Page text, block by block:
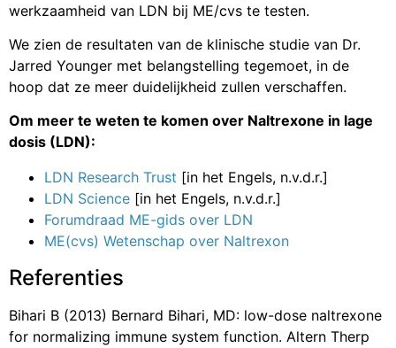
werkzaamheid van LDN bij ME/cvs te testen.
We zien de resultaten van de klinische studie van Dr.
Jarred Younger met belangstelling tegemoet, in de
hoop dat ze meer duidelijkheid zullen verschaffen.
Om meer te weten te komen over Naltrexone in lage
dosis (LDN):
LDN Research Trust [in het Engels, n.v.d.r.]
LDN Science [in het Engels, n.v.d.r.]
Forumdraad ME-gids over LDN
ME(cvs) Wetenschap over Naltrexon
Referenties
Bihari B (2013) Bernard Bihari, MD: low-dose naltrexone
for normalizing immune system function. Altern Therp